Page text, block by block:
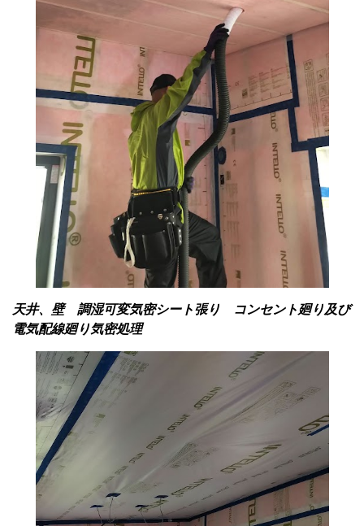
天井、壁 調湿可変気密シート張り コンセント廻り及び
電気配線廻り気密処理